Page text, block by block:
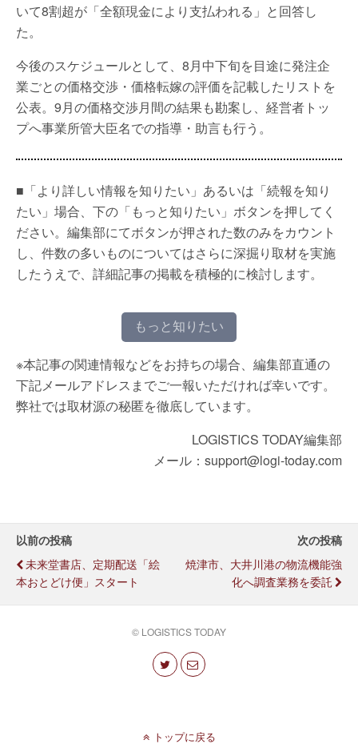
いて8割超が「全額現金により支払われる」と回答し
た。
今後のスケジュールとして、8月中下旬を目途に発注企
業ごとの価格交渉・価格転嫁の評価を記載したリストを
公表。9月の価格交渉月間の結果も勘案し、経営者トッ
プへ事業所管大臣名での指導・助言も行う。
■「より詳しい情報を知りたい」あるいは「続報を知り
たい」場合、下の「もっと知りたい」ボタンを押してく
ださい。編集部にてボタンが押された数のみをカウント
し、件数の多いものについてはさらに深掘り取材を実施
したうえで、詳細記事の掲載を積極的に検討します。
もっと知りたい
※本記事の関連情報などをお持ちの場合、編集部直通の
下記メールアドレスまでご一報いただければ幸いです。
弊社では取材源の秘匿を徹底しています。
LOGISTICS TODAY編集部
メール：support@logi-today.com
以前の投稿
未来堂書店、定期配送「絵
本おとどけ便」スタート
次の投稿
焼津市、大井川港の物流機能強
化へ調査業務を委託
© LOGISTICS TODAY
トップに戻る